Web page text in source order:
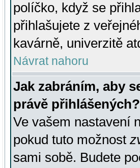
políčko, když se
přihlašujete z
kavárně, univerzitě
Návrat nahoru
Jak zabráním, aby
právě přihlášených?
Ve vašem nastavení
pokud tuto možnost
sami sobě. Budete